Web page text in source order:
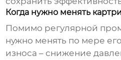
Когда нужно менять
Помимо регулярной
нужно менять по мере
износа – снижение